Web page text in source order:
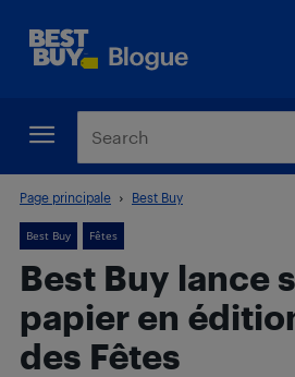
Page principale Best Buy
Best Buy Fêtes
Best Buy lance
papier en
des Fêtes